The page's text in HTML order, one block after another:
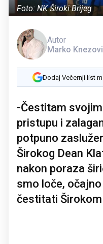
Foto: NK Široki Brijeg
Autor
Marko
Dodaj Večernji list
-Čestitam
pristupu i
potpuno
Širokog Dean
nakon poraza
smo loče,
čestitati